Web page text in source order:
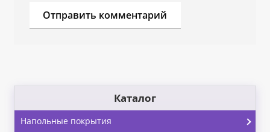
Каталог
Напольные покрытия